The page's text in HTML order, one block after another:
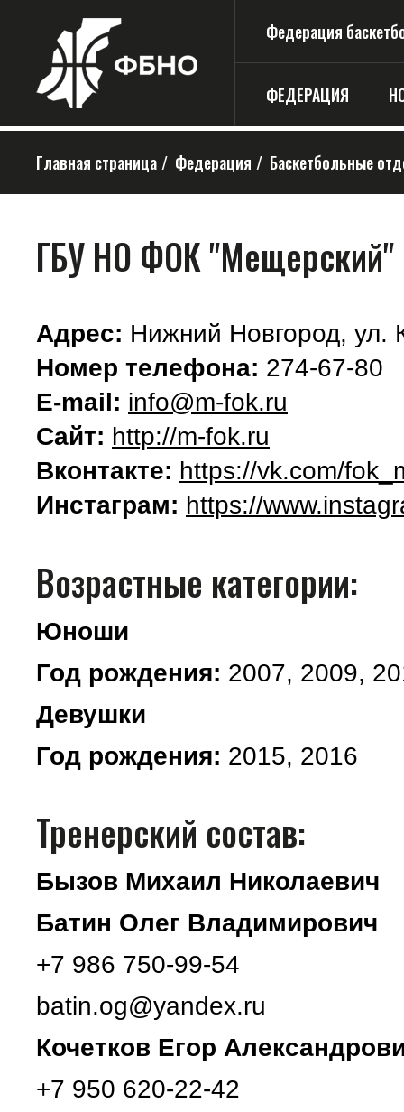
Федерация
ФЕДЕРАЦИЯ
Главная страница / Федерация / Баскетбольные
ГБУ НО ФОК "Мещерский"
Адрес: Нижний Новгород, ул.
Номер телефона: 274-67-80
E-mail: info@m-fok.ru
Сайт: http://m-fok.ru
Вконтакте: https://vk.com/
Инстаграм: https://
Возрастные категории:
Юноши
Год рождения: 2007, 2009,
Девушки
Год рождения: 2015, 2016
Тренерский состав:
Бызов Михаил Николаевич
Батин Олег Владимирович
+7 986 750-99-54
batin.og@yandex.ru
Кочетков Егор
+7 950 620-22-42